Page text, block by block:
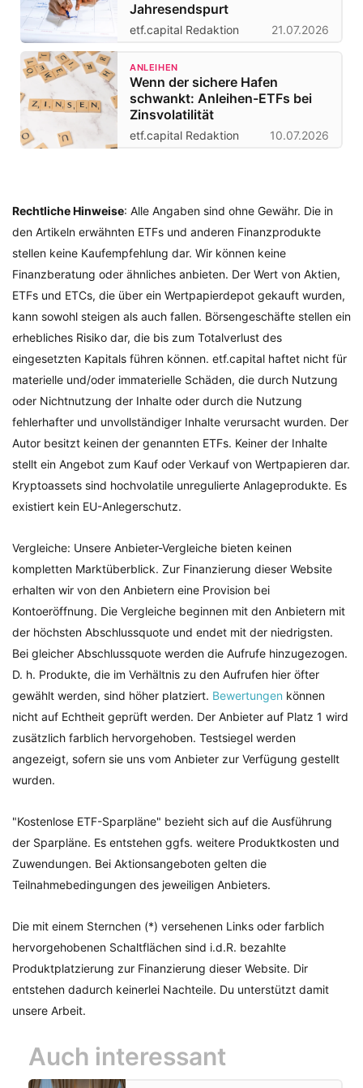
Jahresendspurt
etf.capital Redaktion 21.07.2026
ANLEIHEN
Wenn der sichere Hafen
schwankt: Anleihen-ETFs bei
Zinsvolatilität
etf.capital Redaktion 10.07.2026
Rechtliche Hinweise: Alle Angaben sind ohne Gewähr. Die in
den Artikeln erwähnten ETFs und anderen Finanzprodukte
stellen keine Kaufempfehlung dar. Wir können keine
Finanzberatung oder ähnliches anbieten. Der Wert von Aktien,
ETFs und ETCs, die über ein Wertpapierdepot gekauft wurden,
kann sowohl steigen als auch fallen. Börsengeschäfte stellen ein
erhebliches Risiko dar, die bis zum Totalverlust des
eingesetzten Kapitals führen können. etf.capital haftet nicht für
materielle und/oder immaterielle Schäden, die durch Nutzung
oder Nichtnutzung der Inhalte oder durch die Nutzung
fehlerhafter und unvollständiger Inhalte verursacht wurden. Der
Autor besitzt keinen der genannten ETFs. Keiner der Inhalte
stellt ein Angebot zum Kauf oder Verkauf von Wertpapieren dar.
Kryptoassets sind hochvolatile unregulierte Anlageprodukte. Es
existiert kein EU-Anlegerschutz.
Vergleiche: Unsere Anbieter-Vergleiche bieten keinen
kompletten Marktüberblick. Zur Finanzierung dieser Website
erhalten wir von den Anbietern eine Provision bei
Kontoeröffnung. Die Vergleiche beginnen mit den Anbietern mit
der höchsten Abschlussquote und endet mit der niedrigsten.
Bei gleicher Abschlussquote werden die Aufrufe hinzugezogen.
D. h. Produkte, die im Verhältnis zu den Aufrufen hier öfter
gewählt werden, sind höher platziert. Bewertungen können
nicht auf Echtheit geprüft werden. Der Anbieter auf Platz 1 wird
zusätzlich farblich hervorgehoben. Testsiegel werden
angezeigt, sofern sie uns vom Anbieter zur Verfügung gestellt
wurden.
"Kostenlose ETF-Sparpläne" bezieht sich auf die Ausführung
der Sparpläne. Es entstehen ggfs. weitere Produktkosten und
Zuwendungen. Bei Aktionsangeboten gelten die
Teilnahmebedingungen des jeweiligen Anbieters.
Die mit einem Sternchen (*) versehenen Links oder farblich
hervorgehobenen Schaltflächen sind i.d.R. bezahlte
Produktplatzierung zur Finanzierung dieser Website. Dir
entstehen dadurch keinerlei Nachteile. Du unterstützt damit
unsere Arbeit.
Auch interessant